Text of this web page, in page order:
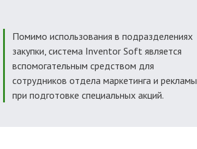
Помимо использования в подразделениях
закупки, система Inventor Soft является
вспомогательным средством для
сотрудников отдела маркетинга и рекламы
при подготовке специальных акций.